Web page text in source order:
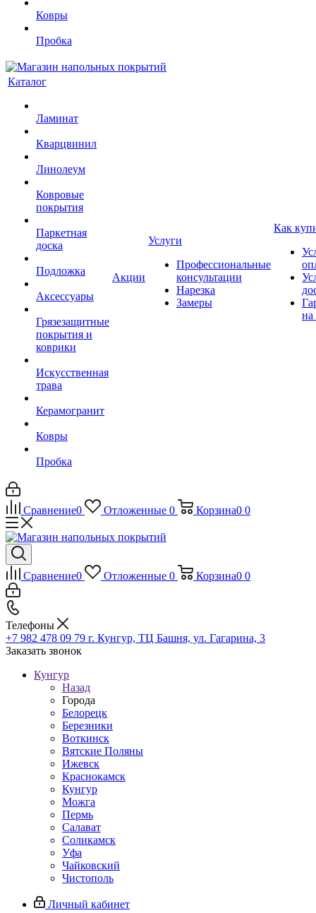
Ковры
Пробка
Каталог
Ламинат
Кварцвинил
Линолеум
Ковровые
покрытия
Паркетная
доска
Подложка
Аксессуары
Грязезащитные
покрытия и
коврики
Искусственная
трава
Керамогранит
Ковры
Пробка
Акции
Услуги
Профессиональные
консультации
Нарезка
Замеры
Как
на
Сравнение0 Отложенные 0 Корзина0 0
Сравнение0 Отложенные 0 Корзина0 0
Телефоны
+7 982 478 09 79 г. Кунгур, ТЦ Башня, ул. Гагарина, 3
Заказать звонок
Кунгур
Назад
Города
Белорецк
Березники
Воткинск
Вятские Поляны
Ижевск
Краснокамск
Кунгур
Можга
Пермь
Салават
Соликамск
Уфа
Чайковский
Чистополь
Личный кабинет